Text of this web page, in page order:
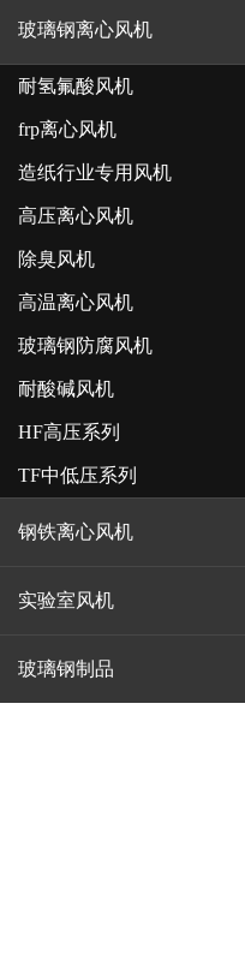
玻璃钢离心风机
耐氢氟酸风机
frp离心风机
造纸行业专用风机
高压离心风机
除臭风机
高温离心风机
玻璃钢防腐风机
耐酸碱风机
HF高压系列
TF中低压系列
钢铁离心风机
实验室风机
玻璃钢制品